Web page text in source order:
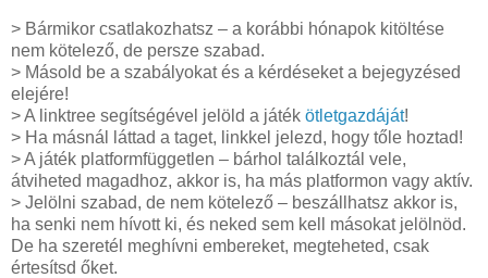
> Bármikor csatlakozhatsz – a korábbi hónapok kitöltése
nem kötelező, de persze szabad.
> Másold be a szabályokat és a kérdéseket a bejegyzésed
elejére!
> A linktree segítségével jelöld a játék ötletgazdáját!
> Ha másnál láttad a taget, linkkel jelezd, hogy tőle hoztad!
> A játék platformfüggetlen – bárhol találkoztál vele,
átviheted magadhoz, akkor is, ha más platformon vagy aktív.
> Jelölni szabad, de nem kötelező – beszállhatsz akkor is,
ha senki nem hívott ki, és neked sem kell másokat jelölnöd.
De ha szeretél meghívni embereket, megteheted, csak
értesítsd őket.